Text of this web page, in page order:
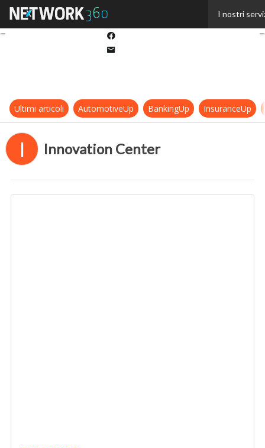
I nostri
Ultimi articoli AutomotiveUp BankingUp InsuranceUp
I Innovation Center